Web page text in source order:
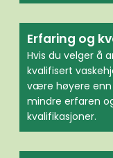
Erfaring og
Hvis du velger å
kvalifisert
være høyere enn
mindre erfaren
kvalifikasjoner.